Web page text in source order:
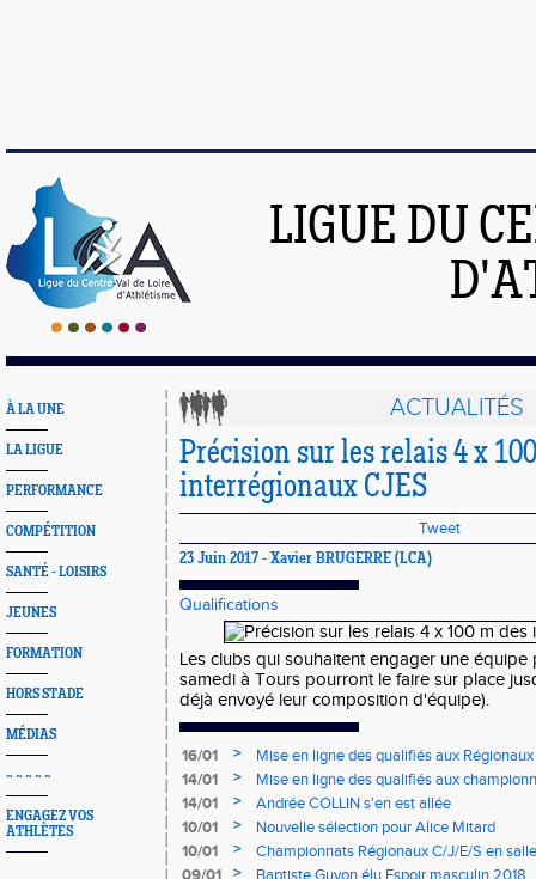
LIGUE DU
À LA UNE
LA LIGUE
PERFORMANCE
COMPÉTITION
SANTÉ - LOISIRS
JEUNES
FORMATION
HORS STADE
MÉDIAS
~ ~ ~ ~ ~
ENGAGEZ VOS
ATHLÈTES
ACTUALITÉS
Précision sur les relais 4 x
interrégionaux CJES
Tweet
23 Juin 2017 - Xavier BRUGERRE (LCA)
Qualifications
Les clubs qui souhaitent engager une équipe
samedi à Tours pourront le faire sur place
déjà envoyé leur composition d'équipe).
16/01 >
Mise en ligne des qualifiés aux
14/01
>
Mise en ligne des qualifiés aux
14/01
>
Andrée COLLIN s'en est allée
10/01
>
Nouvelle sélection pour Alice Mitard
10/01
>
Championnats Régionaux C/J/E/S en
mercredi à 9h00
>